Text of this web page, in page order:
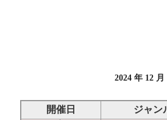
2024 年 12 月
開催日 ジャン